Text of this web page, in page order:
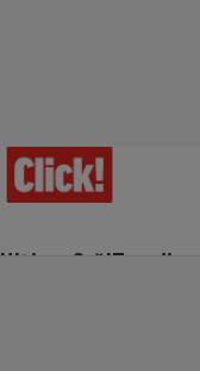
Ultima Oră!Trending